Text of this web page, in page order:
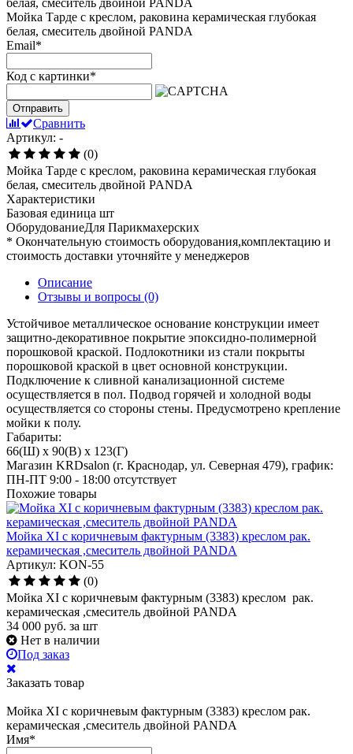
Мойка Тарде с креслом, раковина керамическая глубокая
белая, смеситель двойной PANDA
Email*
Код с картинки*
Отправить
Сравнить
Артикул: -
(0)
Мойка Тарде с креслом, раковина керамическая глубокая
белая, смеситель двойной PANDA
Характеристики
Базовая единица шт
ОборудованиеДля Парикмахерских
* Окончательную стоимость оборудования,комплектацию и
стоимость доставки уточняйте у менеджеров
Описание
Отзывы и вопросы (0)
Устойчивое металлическое основание конструкции имеет
защитно-декоративное покрытие эпоксидно-полимерной
порошковой краской. Подлокотники из стали покрыты
порошковой краской в цвет основной конструкции.
Подключение к сливной канализационной системе
осуществляется в пол. Подвод горячей и холодной воды
осуществляется со стороны стены. Предусмотрено крепление
мойки к полу.
Габариты:
66(Ш) x 90(В) x 123(Г)
Магазин KRDsalon (г. Краснодар, ул. Северная 479), график:
ПН-ПТ 9:00 - 18:00 отсутствует
Похожие товары
Мойка ХI с коричневым фактурным (3383) креслом рак.
керамическая ,смеситель двойной PANDA
Артикул: KON-55
(0)
Мойка ХI с коричневым фактурным (3383) креслом рак.
керамическая ,смеситель двойной PANDA
34 000 руб. за шт
Нет в наличии
Под заказ
Заказать товар
Мойка ХI с коричневым фактурным (3383) креслом рак.
керамическая ,смеситель двойной PANDA
Имя*